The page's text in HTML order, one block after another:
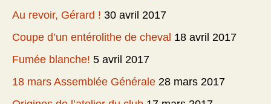
Au revoir, Gérard ! 30 avril 2017
Coupe d’un entérolithe de cheval 18 avril 2017
Fumée blanche! 5 avril 2017
18 mars Assemblée Générale 28 mars 2017